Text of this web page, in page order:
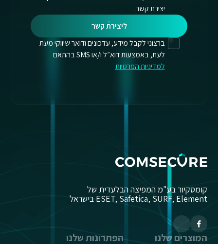
יצירת קשר.
ליצירת קשר
ברצוני לקבל מידע, עדכונים ודואר שיווקי מעת
לעת, באמצעות דוא״ל ו/או SMS בהתאם
למדיניות הפרטיות
קומסקיור בע"מ המפיצה הבלעדית של
ESET, Safetica, SURF, Element בישראל
המוצרים שלנו הפתרונות שלנו